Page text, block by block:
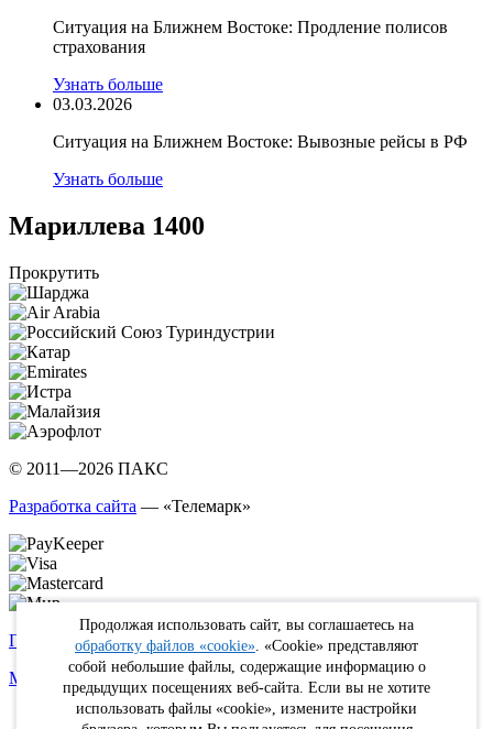
Ситуация на Ближнем Востоке: Продление полисов
страхования
Узнать больше
03.03.2026
Ситуация на Ближнем Востоке: Вывозные рейсы в РФ
Узнать больше
Мариллева 1400
Прокрутить
© 2011—2026 ПАКС
Разработка сайта — «Телемарк»
Политика в отношении обработки персональных данных
Max
WhatsApp Telegram вКонтакте Youtube Rutube
Продолжая использовать сайт, вы соглашаетесь на
обработку файлов «cookie» . «Cookie» представляют
собой небольшие файлы, содержащие информацию о
предыдущих посещениях веб-сайта. Если вы не хотите
использовать файлы «cookie», измените настройки
Online